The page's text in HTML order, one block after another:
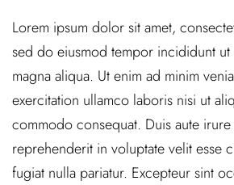
Lorem ipsum dolor sit amet,
sed do eiusmod tempor incididunt
magna aliqua. Ut enim ad minim
exercitation ullamco laboris nisi ut
commodo consequat. Duis aute
reprehenderit in voluptate velit esse
fugiat nulla pariatur. Excepteur sint